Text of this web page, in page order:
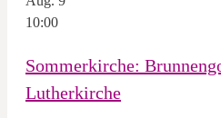
10:00
Sommerkirche:
Lutherkirche